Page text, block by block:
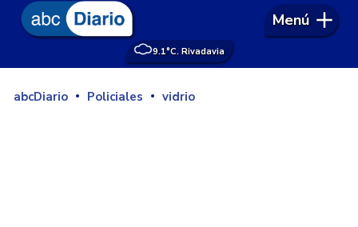
9.1°C. Rivadavia
Menú
abcDiario Policiales vidrio